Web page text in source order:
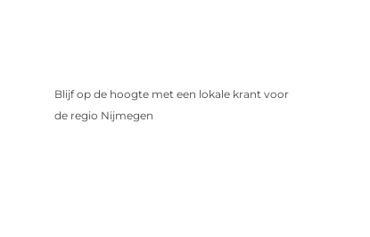
Blijf op de hoogte met een lokale krant voor
de regio Nijmegen